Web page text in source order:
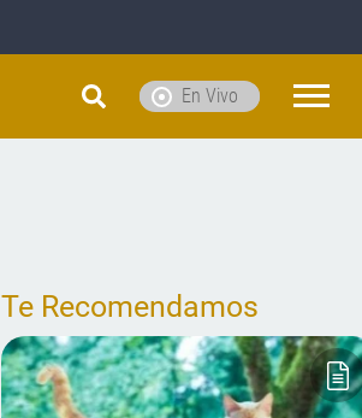
En Vivo
Te Recomendamos